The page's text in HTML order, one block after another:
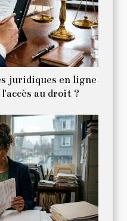
juridiques en ligne
au droit ?